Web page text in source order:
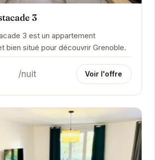
3
3 est un appartement
bien situé pour découvrir Grenoble.
/nuit Voir l'offre